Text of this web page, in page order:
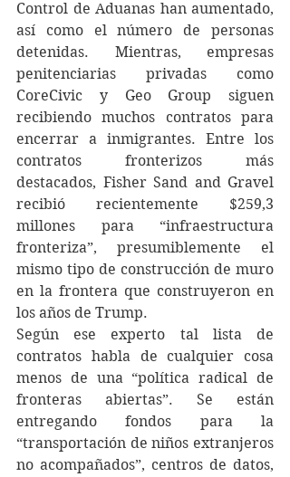
Control de Aduanas han aumentado,
así como el número de personas
detenidas. Mientras, empresas
penitenciarias privadas como
CoreCivic y Geo Group siguen
recibiendo muchos contratos para
encerrar a inmigrantes. Entre los
contratos fronterizos más
destacados, Fisher Sand and Gravel
recibió recientemente $259,3
millones para “infraestructura
fronteriza”, presumiblemente el
mismo tipo de construcción de muro
en la frontera que construyeron en
los años de Trump.
Según ese experto tal lista de
contratos habla de cualquier cosa
menos de una “política radical de
fronteras abiertas”. Se están
entregando fondos para la
“transportación de niños extranjeros
no acompañados”, centros de datos,